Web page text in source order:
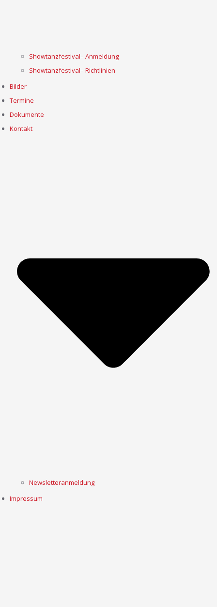
Showtanzfestival– Anmeldung
Showtanzfestival– Richtlinien
Bilder
Termine
Dokumente
Kontakt
Newsletteranmeldung
Impressum